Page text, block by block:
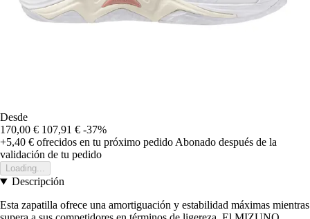
Desde
170,00 € 107,91 € -37%
+5,40 € ofrecidos en tu próximo pedido Abonado después de la
validación de tu pedido
Loading...
Descripción
Esta zapatilla ofrece una amortiguación y estabilidad máximas mientras